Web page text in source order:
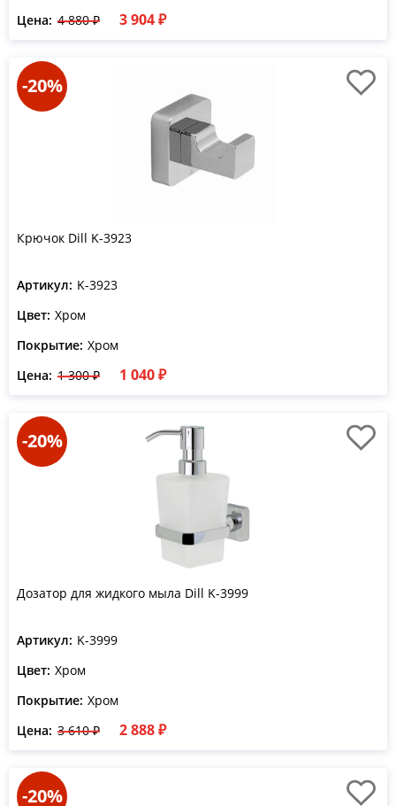
Цена: 4 880 ₽ 3 904 ₽
-20%
Крючок Dill K-3923
Артикул: K-3923
Цвет: Хром
Покрытие: Хром
Цена: 1 300 ₽ 1 040 ₽
-20%
Дозатор для жидкого мыла Dill K-3999
Артикул: K-3999
Цвет: Хром
Покрытие: Хром
Цена: 3 610 ₽ 2 888 ₽
-20%